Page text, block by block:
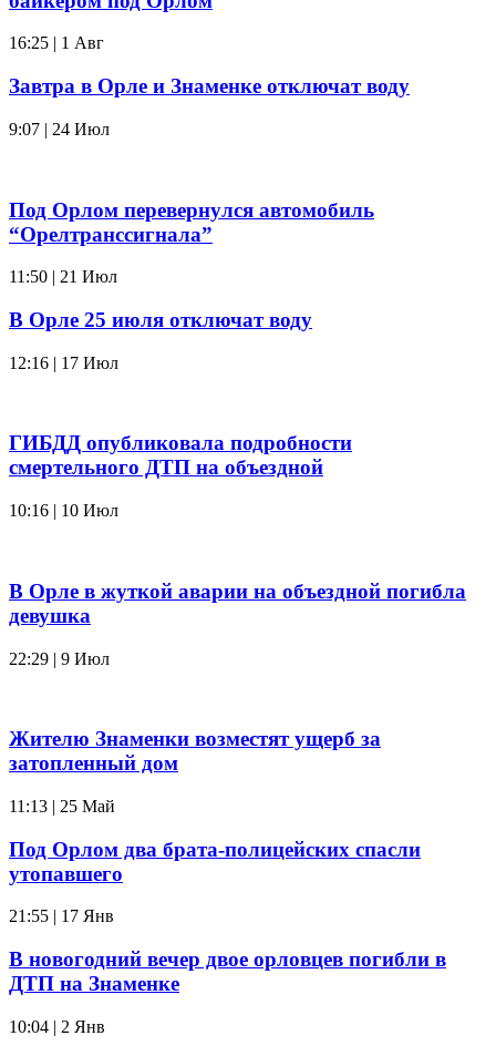
16:25 | 1 Авг
Завтра в Орле и Знаменке отключат воду
9:07 | 24 Июл
Под Орлом перевернулся автомобиль
“Орелтранссигнала”
11:50 | 21 Июл
В Орле 25 июля отключат воду
12:16 | 17 Июл
ГИБДД опубликовала подробности
смертельного ДТП на объездной
10:16 | 10 Июл
В Орле в жуткой аварии на объездной погибла
девушка
22:29 | 9 Июл
Жителю Знаменки возместят ущерб за
затопленный дом
11:13 | 25 Май
Под Орлом два брата-полицейских спасли
утопавшего
21:55 | 17 Янв
В новогодний вечер двое орловцев погибли в
ДТП на Знаменке
10:04 | 2 Янв